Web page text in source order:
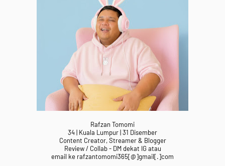
Rafzan Tomomi
34 | Kuala Lumpur | 31 Disember
Content Creator, Streamer & Blogger
Review / Collab - DM dekat IG atau
email ke rafzantomomi365[@]gmail[.]com